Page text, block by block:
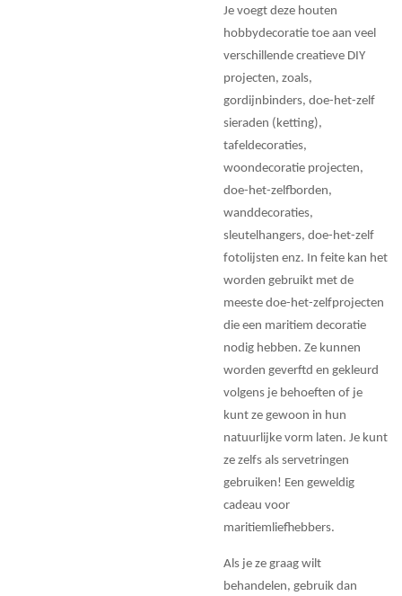
Je voegt deze houten
hobbydecoratie toe aan veel
verschillende creatieve DIY
projecten, zoals,
gordijnbinders, doe-het-zelf
sieraden (ketting),
tafeldecoraties,
woondecoratie projecten,
doe-het-zelfborden,
wanddecoraties,
sleutelhangers, doe-het-zelf
fotolijsten enz. In feite kan het
worden gebruikt met de
meeste doe-het-zelfprojecten
die een maritiem decoratie
nodig hebben. Ze kunnen
worden geverftd en gekleurd
volgens je behoeften of je
kunt ze gewoon in hun
natuurlijke vorm laten. Je kunt
ze zelfs als servetringen
gebruiken! Een geweldig
cadeau voor
maritiemliefhebbers.
Als je ze graag wilt
behandelen, gebruik dan